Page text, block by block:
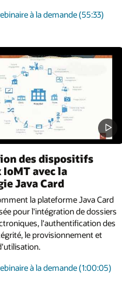
à la demandeà
Java
Card
:
une
solution
centralisée
les
développeurs
d'applets
(55:33)
des dispositifs
avec la
Java Card
la plateforme Java Card
pour l'intégration de dossiers
l'authentification des
le provisionnement et
à la demandesur
(1:00:05)